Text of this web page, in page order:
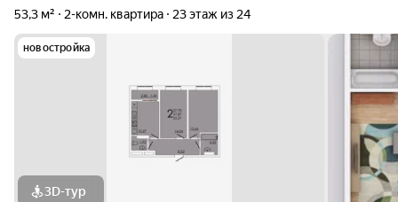
53,3 м²
2-комн. квартира 23 этаж из 24
новостройка
3D-тур